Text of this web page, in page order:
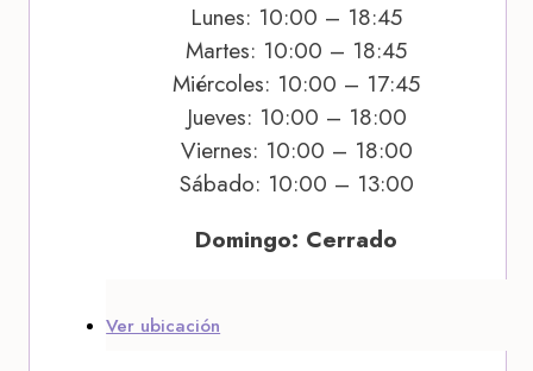
Lunes: 10:00 – 18:45
Martes: 10:00 – 18:45
Miércoles: 10:00 – 17:45
Jueves: 10:00 – 18:00
Viernes: 10:00 – 18:00
Sábado: 10:00 – 13:00
Domingo: Cerrado
Ver ubicación